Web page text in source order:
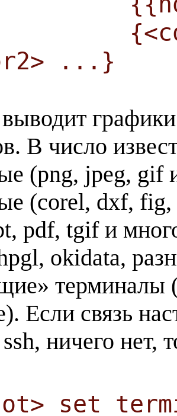
...}
В число
(png, jpeg, gif
(corel, dxf,
pdf, tgif и
okidata,
Если связь
ничего
set